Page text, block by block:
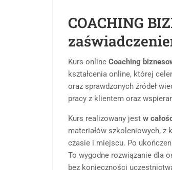
COACHING
Kurs online Coaching
kształcenia online, której
oraz sprawdzonych źródeł
pracy z klientem oraz
Kurs realizowany jest w
materiałów szkoleniowych, z
czasie i miejscu. Po
To wygodne rozwiązanie dla
bez konieczności